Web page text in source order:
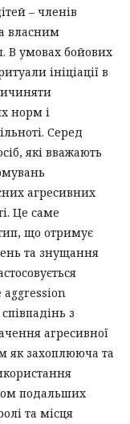
– членів
власним
В умовах бойових
ініціації в
норм і
Серед
які вважають
агресивних
Це саме
що отримує
та знущання
з
агресивної
як захоплююча та
подальших
та місця